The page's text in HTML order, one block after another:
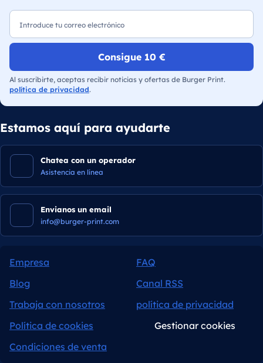
Consigue 10 €
Al suscribirte, aceptas recibir noticias y ofertas de Burger Print.
política de privacidad.
Estamos aquí para ayudarte
Chatea con un operador
Asistencia en línea
Envianos un email
info@burger-print.com
Empresa
FAQ
Blog
Canal RSS
Trabaja con nosotros
política de privacidad
Política de cookies
Gestionar cookies
Condiciones de venta